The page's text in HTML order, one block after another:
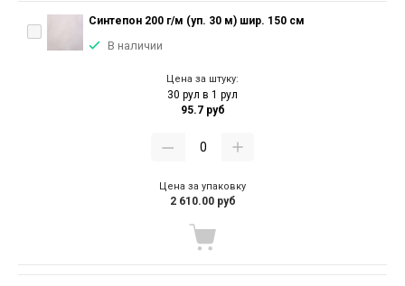
Синтепон 200 г/м (уп. 30 м) шир. 150 см
В наличии
Цена за штуку:
30 рул в 1 рул
95.7 руб
Цена за упаковку
2 610.00 руб